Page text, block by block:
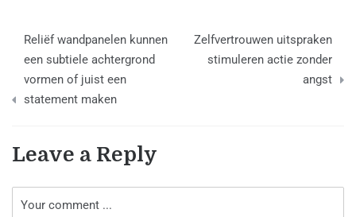
Berichtnavigatie
Reliëf wandpanelen kunnen
een subtiele achtergrond
vormen of juist een
statement maken
Zelfvertrouwen uitspraken
stimuleren actie zonder
angst
Leave a Reply